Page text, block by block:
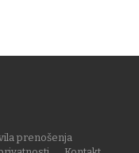
prenošenja